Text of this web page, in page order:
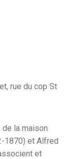
rue du cop St
la maison
1870) et Alfred
et